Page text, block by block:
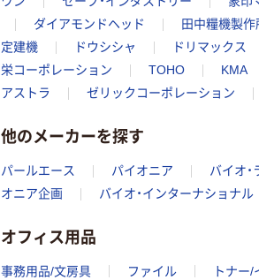
ダイアモンドヘッド
田中糧機製作
定建機
ドウシシャ ドリマックス
栄コーポレーション
TOHO KMA
アストラ
ゼリックコーポレーション
他のメーカーを探す
パールエース パイオニア バイオ
オニア企画
バイオ・インターナショナル
オフィス用品
事務用品/文房具 ファイル トナー